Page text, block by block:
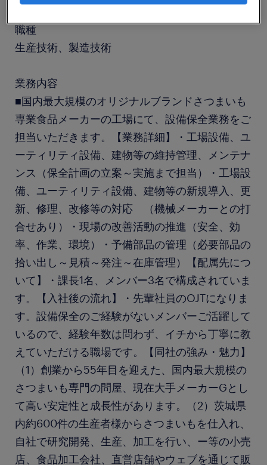
職種
生産技術、製造技術
業務内容
■国内最大規模のオリジナルブランドさつまいも
専業食品メーカーの工場にて、設備保全業務をご
担当いただきます。【業務詳細】・工場設備、ユ
ーティリティ設備、建物等の維持管理、メンテナ
ンス（保全計画の立案～実施まで担当）・工場設
備、ユーティリティ設備、建物等の新規導入、更
新、修理、改修等の対応 （機械メーカーとの打
合せあり）・現場の改善活動の推進（安全、効
率、作業、環境）・予備部品の管理（必要部品の
拾い出し～見積～発注～在庫管理）【配属先につ
いて】・課長1名、メンバー3名で構成されていま
す。【入社後の流れ】・先輩社員のOJTになりま
す。設備保全のご経験がないメンバーご活躍して
いるので、経験年数は問わず、イチから丁寧に教
えていただける職場です。【同社の強み・魅力】
（1）創業から55年目を迎えた、国内最大規模の
さつまいも専門の問屋、現在大手メーカーGとし
て高い安定性と成長性があります。（2）茨城県
内約600件の生産者様からさつまいもを仕入れ、
自社で研究開発、生産、加工を行い、ー等の小売
店、食品加工会社、直営店舗やウェブを通じて販